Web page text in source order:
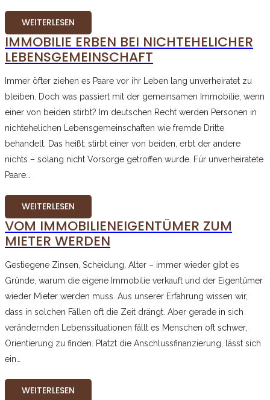
WEITERLESEN
IMMOBILIE ERBEN BEI NICHTEHELICHER
LEBENSGEMEINSCHAFT
Immer öfter ziehen es Paare vor ihr Leben lang unverheiratet zu
bleiben. Doch was passiert mit der gemeinsamen Immobilie, wenn
einer von beiden stirbt? Im deutschen Recht werden Personen in
nichtehelichen Lebensgemeinschaften wie fremde Dritte
behandelt. Das heißt: stirbt einer von beiden, erbt der andere
nichts – solang nicht Vorsorge getroffen wurde. Für unverheiratete
Paare…
WEITERLESEN
VOM IMMOBILIENEIGENTÜMER ZUM
MIETER WERDEN
Gestiegene Zinsen, Scheidung, Alter – immer wieder gibt es
Gründe, warum die eigene Immobilie verkauft und der Eigentümer
wieder Mieter werden muss. Aus unserer Erfahrung wissen wir,
dass in solchen Fällen oft die Zeit drängt. Aber gerade in sich
verändernden Lebenssituationen fällt es Menschen oft schwer,
Orientierung zu finden. Platzt die Anschlussfinanzierung, lässt sich
ein…
WEITERLESEN